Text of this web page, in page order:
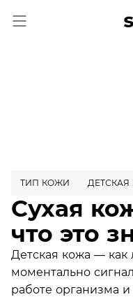
ТИП КОЖИ
Сухая
что это
Детская кожа — как
моментально
работе организма